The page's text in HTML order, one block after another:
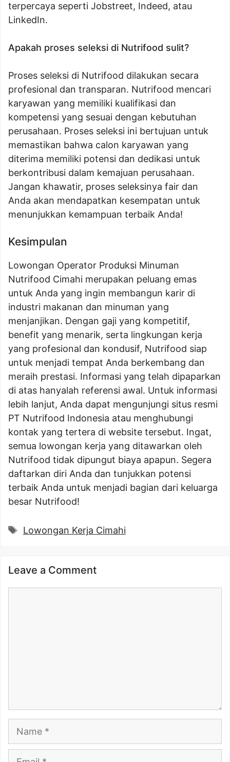
terpercaya seperti Jobstreet, Indeed, atau
LinkedIn.
Apakah proses seleksi di Nutrifood sulit?
Proses seleksi di Nutrifood dilakukan secara
profesional dan transparan. Nutrifood mencari
karyawan yang memiliki kualifikasi dan
kompetensi yang sesuai dengan kebutuhan
perusahaan. Proses seleksi ini bertujuan untuk
memastikan bahwa calon karyawan yang
diterima memiliki potensi dan dedikasi untuk
berkontribusi dalam kemajuan perusahaan.
Jangan khawatir, proses seleksinya fair dan
Anda akan mendapatkan kesempatan untuk
menunjukkan kemampuan terbaik Anda!
Kesimpulan
Lowongan Operator Produksi Minuman
Nutrifood Cimahi merupakan peluang emas
untuk Anda yang ingin membangun karir di
industri makanan dan minuman yang
menjanjikan. Dengan gaji yang kompetitif,
benefit yang menarik, serta lingkungan kerja
yang profesional dan kondusif, Nutrifood siap
untuk menjadi tempat Anda berkembang dan
meraih prestasi. Informasi yang telah dipaparkan
di atas hanyalah referensi awal. Untuk informasi
lebih lanjut, Anda dapat mengunjungi situs resmi
PT Nutrifood Indonesia atau menghubungi
kontak yang tertera di website tersebut. Ingat,
semua lowongan kerja yang ditawarkan oleh
Nutrifood tidak dipungut biaya apapun. Segera
daftarkan diri Anda dan tunjukkan potensi
terbaik Anda untuk menjadi bagian dari keluarga
besar Nutrifood!
Tags
Lowongan Kerja Cimahi
Leave a Comment